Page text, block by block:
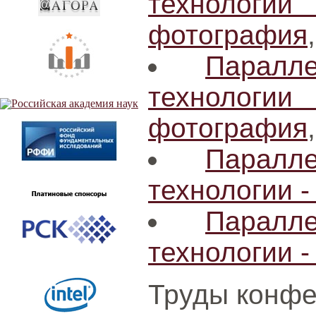
фотография
фотография
технологии
технологии
Труды